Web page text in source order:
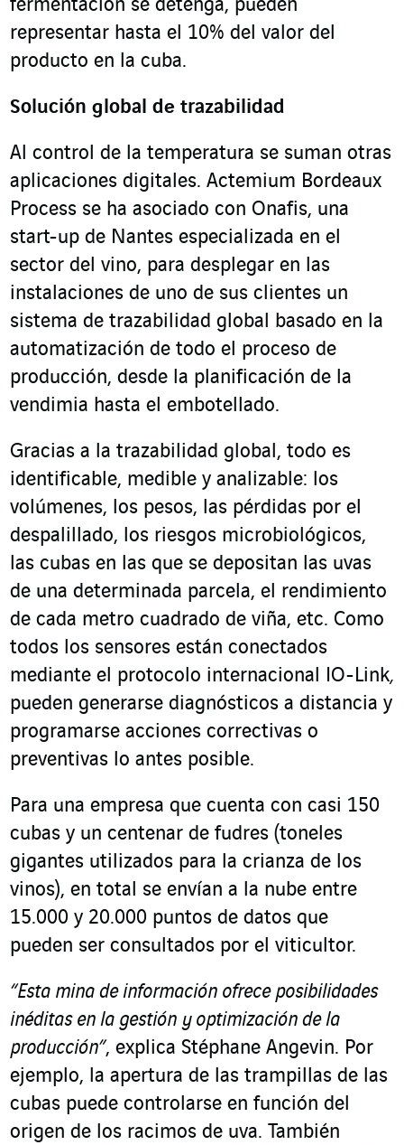
fermentación se detenga, pueden
representar hasta el 10% del valor del
producto en la cuba.
Solución global de trazabilidad
Al control de la temperatura se suman otras
aplicaciones digitales. Actemium Bordeaux
Process se ha asociado con Onafis, una
start-up de Nantes especializada en el
sector del vino, para desplegar en las
instalaciones de uno de sus clientes un
sistema de trazabilidad global basado en la
automatización de todo el proceso de
producción, desde la planificación de la
vendimia hasta el embotellado.
Gracias a la trazabilidad global, todo es
identificable, medible y analizable: los
volúmenes, los pesos, las pérdidas por el
despalillado, los riesgos microbiológicos,
las cubas en las que se depositan las uvas
de una determinada parcela, el rendimiento
de cada metro cuadrado de viña, etc. Como
todos los sensores están conectados
mediante el protocolo internacional IO-Link,
pueden generarse diagnósticos a distancia y
programarse acciones correctivas o
preventivas lo antes posible.
Para una empresa que cuenta con casi 150
cubas y un centenar de fudres (toneles
gigantes utilizados para la crianza de los
vinos), en total se envían a la nube entre
15.000 y 20.000 puntos de datos que
pueden ser consultados por el viticultor.
“Esta mina de información ofrece posibilidades
inéditas en la gestión y optimización de la
producción”, explica Stéphane Angevin. Por
ejemplo, la apertura de las trampillas de las
cubas puede controlarse en función del
origen de los racimos de uva. También